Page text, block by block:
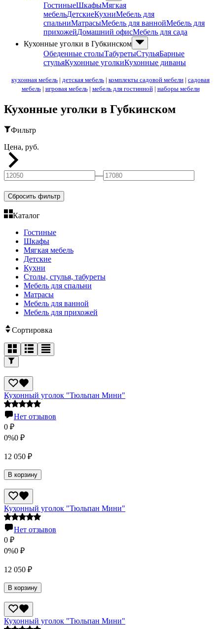
ГостиныеШкафыМягкая
мебельДетскиеКухниМебель для
спальниМатрасыМебель для ваннойМебель для
прихожейДомашний офисМебель для сада
Кухонные уголки в Губкинском
Обеденные столыТабуретыСтульяБарные
стульяКухонные уголкиКухонные диваны
кухонная мебель | детская мебель | комплекты садовой мебели | садовая
мебель| игровая мебель| мебель для гостинной| наборы мебели
Кухонные уголки в Губкинском
Фильтр
Цена, руб.
—
Сбросить фильтр
Каталог
Гостиные
Шкафы
Мягкая мебель
Детские
Кухни
Столы, стулья, табуреты
Мебель для спальни
Матрасы
Мебель для ванной
Мебель для прихожей
Сортировка
Кухонный уголок "Тюльпан Мини"
Нет отзывов
0 ₽
0%0 ₽
12 050 ₽
В корзину
Кухонный уголок "Тюльпан Мини"
Нет отзывов
0 ₽
0%0 ₽
12 050 ₽
В корзину
Кухонный уголок "Тюльпан Мини"